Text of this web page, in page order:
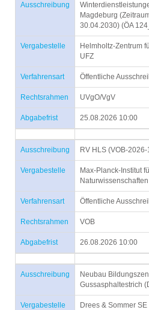
Ausschreibung
Magdeburg
30.04.2030) (ÖA
Vergabestelle
Helmholtz-Zentrum
UFZ
Verfahrensart Öffentliche
Rechtsrahmen UVgO/VgV
Abgabefrist 25.08.2026 10:00
Ausschreibung RV HLS (VOB-2026-
Vergabestelle
Max-Planck-Institut
Naturwissenschaften
Verfahrensart Öffentliche
Rechtsrahmen VOB
Abgabefrist 26.08.2026 10:00
Ausschreibung
Neubau
Gussasphaltestrich
Vergabestelle Drees & Sommer